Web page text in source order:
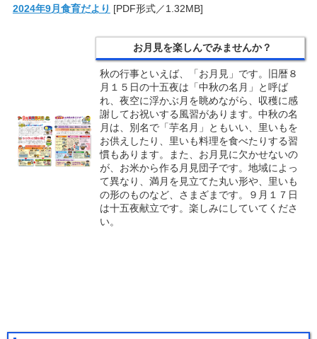
2024年9月食育だより [PDF形式／1.32MB]
お月見を楽しんでみませんか？
秋の行事といえば、「お月見」です。旧暦８
月１５日の十五夜は「中秋の名月」と呼ば
れ、夜空に浮かぶ月を眺めながら、収穫に感
謝してお祝いする風習があります。中秋の名
月は、別名で「芋名月」ともいい、里いもを
お供えしたり、里いも料理を食べたりする習
慣もあります。また、お月見に欠かせないの
が、お米から作る月見団子です。地域によっ
て異なり、満月を見立てた丸い形や、里いも
の形のものなど、さまざまです。９月１７日
は十五夜献立です。楽しみにしていてくださ
い。